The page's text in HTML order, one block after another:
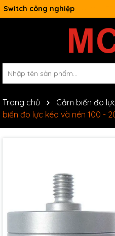
Switch công nghiệp
Trang chủ Cảm biến đo
biến đo lực kéo và nén 100 -